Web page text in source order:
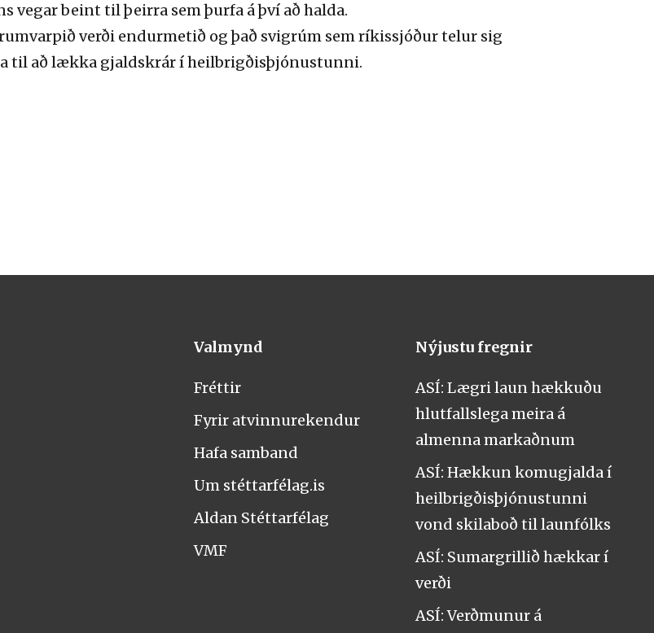
beint til þeirra sem þurfa á því að halda.
verði endurmetið og það svigrúm sem ríkissjóður telur sig
til að lækka gjaldskrár í heilbrigðisþjónustunni.
Valmynd
Fréttir
Fyrir atvinnurekendur
Hafa samband
Um stéttarfélag.is
Aldan Stéttarfélag
VMF
Nýjustu fregnir
ASÍ: Lægri laun hækkuðu
hlutfallslega meira á
almenna markaðnum
ASÍ: Hækkun komugjalda í
heilbrigðisþjónustunni
vond skilaboð til launfólks
ASÍ: Sumargrillið hækkar í
verði
ASÍ: Verðmunur á